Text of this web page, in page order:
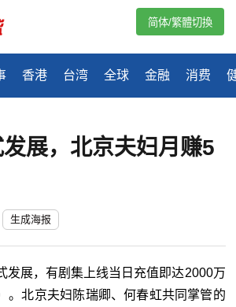
香港 台湾 全球 金融 消费
简体/繁體切換
展，北京夫妇月赚5
生成海报
发展，有剧集上线当日充值即达2000万
。北京夫妇陈瑞卿、何春虹共同掌管的